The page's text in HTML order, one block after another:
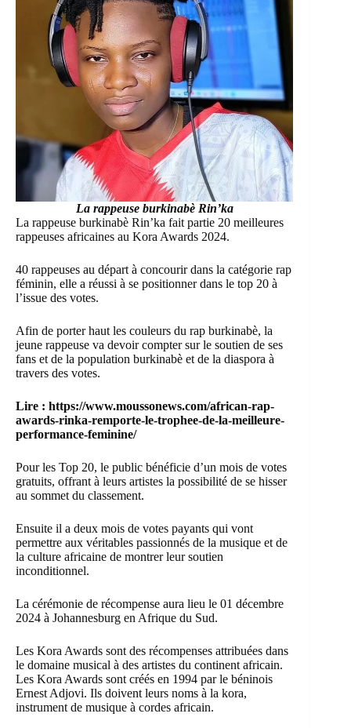
La rappeuse burkinabè Rin’ka
La rappeuse burkinabè Rin’ka fait partie 20 meilleures
rappeuses africaines au Kora Awards 2024.
40 rappeuses au départ à concourir dans la catégorie rap
féminin, elle a réussi à se positionner dans le top 20 à
l’issue des votes.
Afin de porter haut les couleurs du rap burkinabè, la
jeune rappeuse va devoir compter sur le soutien de ses
fans et de la population burkinabè et de la diaspora à
travers des votes.
Lire : https://www.moussonews.com/african-rap-
awards-rinka-remporte-le-trophee-de-la-meilleure-
performance-feminine/
Pour les Top 20, le public bénéficie d’un mois de votes
gratuits, offrant à leurs artistes la possibilité de se hisser
au sommet du classement.
Ensuite il a deux mois de votes payants qui vont
permettre aux véritables passionnés de la musique et de
la culture africaine de montrer leur soutien
inconditionnel.
La cérémonie de récompense aura lieu le 01 décembre
2024 à Johannesburg en Afrique du Sud.
Les Kora Awards sont des récompenses attribuées dans
le domaine musical à des artistes du continent africain.
Les Kora Awards sont créés en 1994 par le béninois
Ernest Adjovi. Ils doivent leurs noms à la kora,
instrument de musique à cordes africain.